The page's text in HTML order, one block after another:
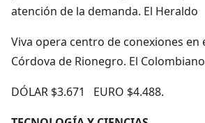
atención de la demanda. El Heraldo
Viva opera centro de conexiones en
Córdova de Rionegro. El Colombiano
DÓLAR $3.671 EURO $4.488.